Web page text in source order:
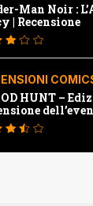
Man Noir :
| Recensione
HUNT –
Marvel